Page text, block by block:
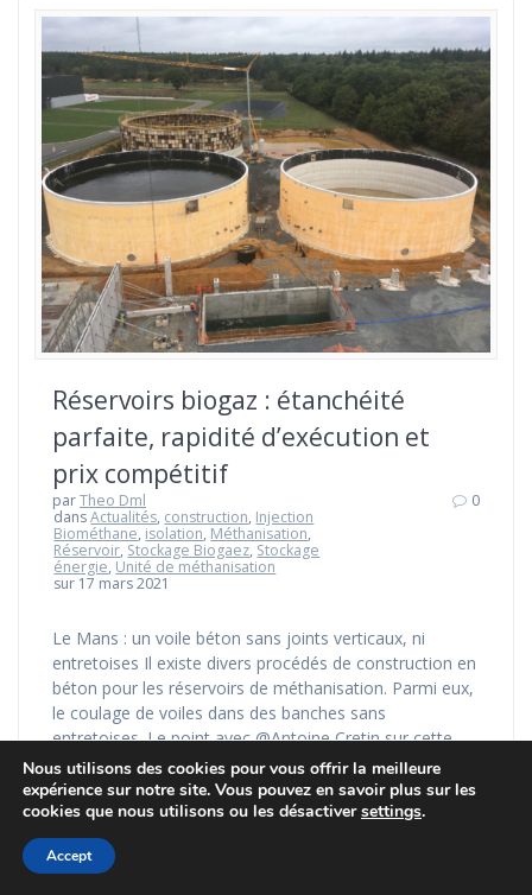
Réservoirs biogaz : étanchéité
parfaite, rapidité d’exécution et
prix compétitif
parTheo Dml
dansActualités, construction, Injection
Biométhane, isolation, Méthanisation,
Réservoir, Stockage Biogaez, Stockage
énergie, Unité de méthanisation
sur 17 mars 2021
0
Le Mans : un voile béton sans joints verticaux, ni
entretoises Il existe divers procédés de construction en
béton pour les réservoirs de méthanisation. Parmi eux,
le coulage de voiles dans des banches sans
entretoises. Le point avec @Antoine Cretin sur cette
technologie déployée par Engie BioZ sur son site du
Mans – Le Monné.…
Nous utilisons des cookies pour vous offrir la meilleure
expérience sur notre site. Vous pouvez en savoir plus sur les
cookies que nous utilisons ou les désactiversettings.
Accept